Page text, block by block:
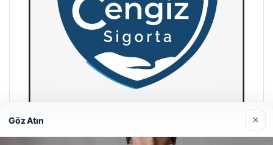
Göz Atın ×